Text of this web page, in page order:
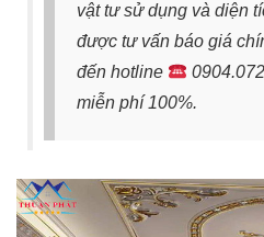
vật tư sử dụng và diện
được tư vấn báo giá
đến hotline
miễn phí 100%.